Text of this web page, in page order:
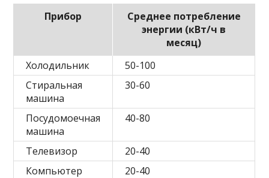
Прибор
Среднее потребление
энергии (кВт/ч в
месяц)
Холодильник
50-100
Стиральная
машина
30-60
Посудомоечная
машина
40-80
Телевизор
20-40
Компьютер
20-40